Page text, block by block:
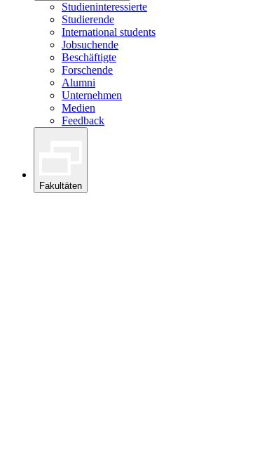
Studieninteressierte
Studierende
International students
Jobsuchende
Beschäftigte
Forschende
Alumni
Unternehmen
Medien
Feedback
Fakultäten